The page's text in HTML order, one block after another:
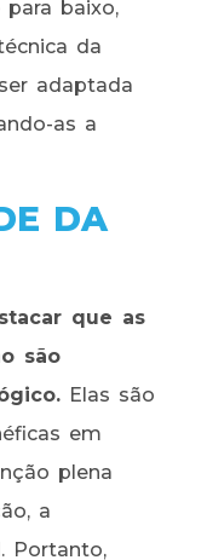
baixo,
da
adaptada
as a
DA
que as
são
Elas são
em
plena
a
Portanto,